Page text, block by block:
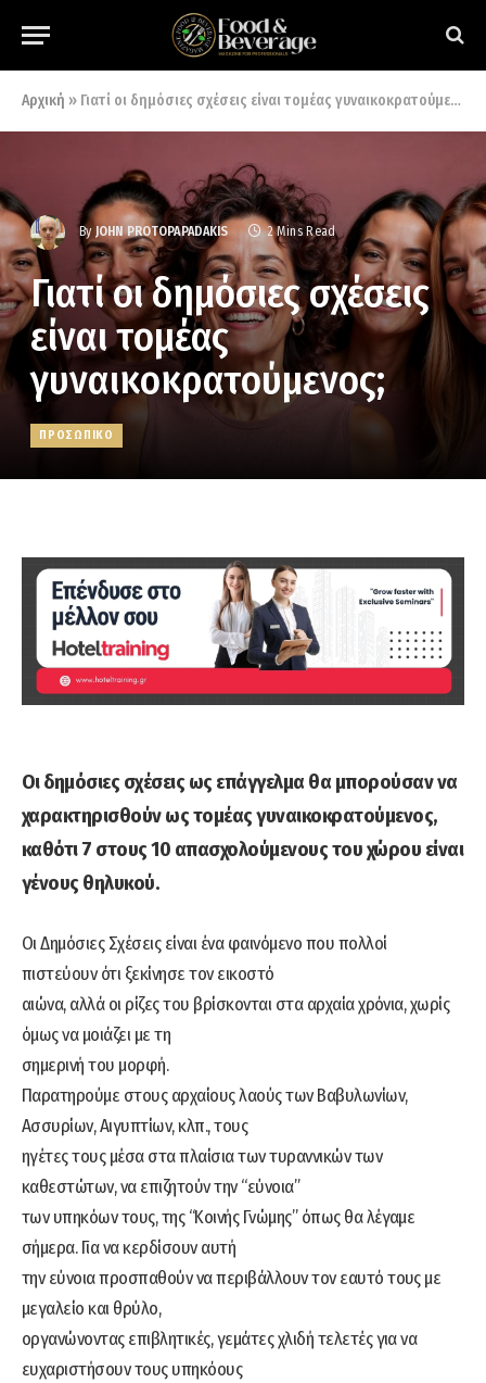
Αρχική » Γιατί οι δημόσιες σχέσεις είναι τομέας γυναικοκρατούμενος;
By JOHN PROTOPAPADAKIS 2 Mins Read
Γιατί οι δημόσιες σχέσεις
είναι τομέας
γυναικοκρατούμενος;
ΠΡΟΣΩΠΙΚΟ
Οι δημόσιες σχέσεις ως επάγγελμα θα μπορούσαν να
χαρακτηρισθούν ως τομέας γυναικοκρατούμενος,
καθότι 7 στους 10 απασχολούμενους του χώρου είναι
γένους θηλυκού.
Οι Δημόσιες Σχέσεις είναι ένα φαινόμενο που πολλοί
πιστεύουν ότι ξεκίνησε τον εικοστό
αιώνα, αλλά οι ρίζες του βρίσκονται στα αρχαία χρόνια, χωρίς
όμως να μοιάζει με τη
σημερινή του μορφή.
Παρατηρούμε στους αρχαίους λαούς των Βαβυλωνίων,
Ασσυρίων, Αιγυπτίων, κλπ., τους
ηγέτες τους μέσα στα πλαίσια των τυραννικών των
καθεστώτων, να επιζητούν την “εύνοια”
των υπηκόων τους, της “Κοινής Γνώμης” όπως θα λέγαμε
σήμερα. Για να κερδίσουν αυτή
την εύνοια προσπαθούν να περιβάλλουν τον εαυτό τους με
μεγαλείο και θρύλο,
οργανώνοντας επιβλητικές, γεμάτες χλιδή τελετές για να
ευχαριστήσουν τους υπηκόους